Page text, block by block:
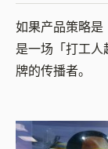
如果产品策略是
是一场「打工
牌的传播者。